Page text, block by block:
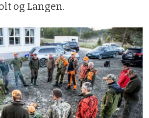
og Langen.